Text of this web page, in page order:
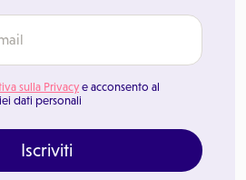
sulla Privacy e acconsento al
dati personali
Iscriviti